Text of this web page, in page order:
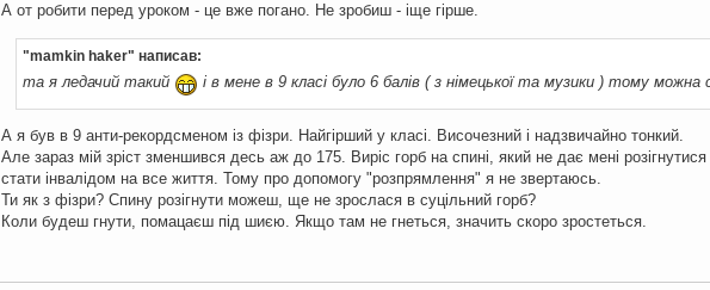
А от робити перед уроком - це вже погано. Не зробиш - іще гірше.
"mamkin haker" написав:
та я ледачий такий і в мене в 9 класі було 6 балів ( з німецької та музики ) тому
А я був в 9 анти-рекордсменом із фізри. Найгірший у класі. Височезний і надзвичайно тонкий.
Але зараз мій зріст зменшився десь аж до 175. Виріс горб на спині, який не дає мені
стати інвалідом на все життя. Тому про допомогу "розпрямлення" я не звертаюсь.
Ти як з фізри? Спину розігнути можеш, ще не зрослася в суцільний горб?
Коли будеш гнути, помацаєш під шиєю. Якщо там не гнеться, значить скоро зростеться.